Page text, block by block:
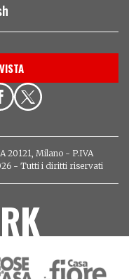
20121, Milano - P.IVA
- Tutti i diritti riservati